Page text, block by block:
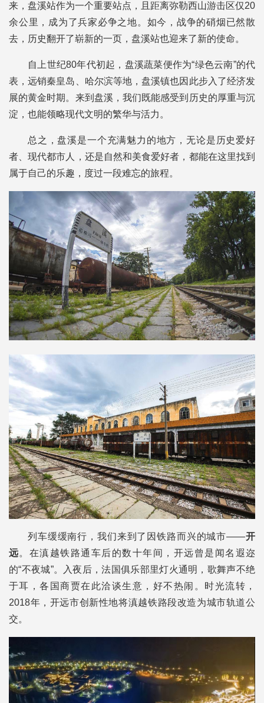
来，盘溪站作为一个重要站点，且距离弥勒西山游击区仅20
余公里，成为了兵家必争之地。如今，战争的硝烟已然散
去，历史翻开了崭新的一页，盘溪站也迎来了新的使命。
自上世纪80年代初起，盘溪蔬菜便作为“绿色云南”的代
表，远销秦皇岛、哈尔滨等地，盘溪镇也因此步入了经济发
展的黄金时期。来到盘溪，我们既能感受到历史的厚重与沉
淀，也能领略现代文明的繁华与活力。
总之，盘溪是一个充满魅力的地方，无论是历史爱好
者、现代都市人，还是自然和美食爱好者，都能在这里找到
属于自己的乐趣，度过一段难忘的旅程。
列车缓缓南行，我们来到了因铁路而兴的城市——开
远。在滇越铁路通车后的数十年间，开远曾是闻名遐迩
的“不夜城”。入夜后，法国俱乐部里灯火通明，歌舞声不绝
于耳，各国商贾在此洽谈生意，好不热闹。时光流转，
2018年，开远市创新性地将滇越铁路段改造为城市轨道公
交。